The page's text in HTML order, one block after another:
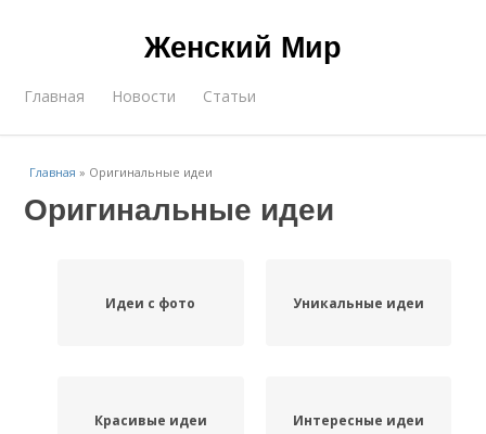
Женский Мир
Главная Новости Статьи
Главная » Оригинальные идеи
Оригинальные идеи
Идеи с фото Уникальные идеи
Красивые идеи Интересные идеи